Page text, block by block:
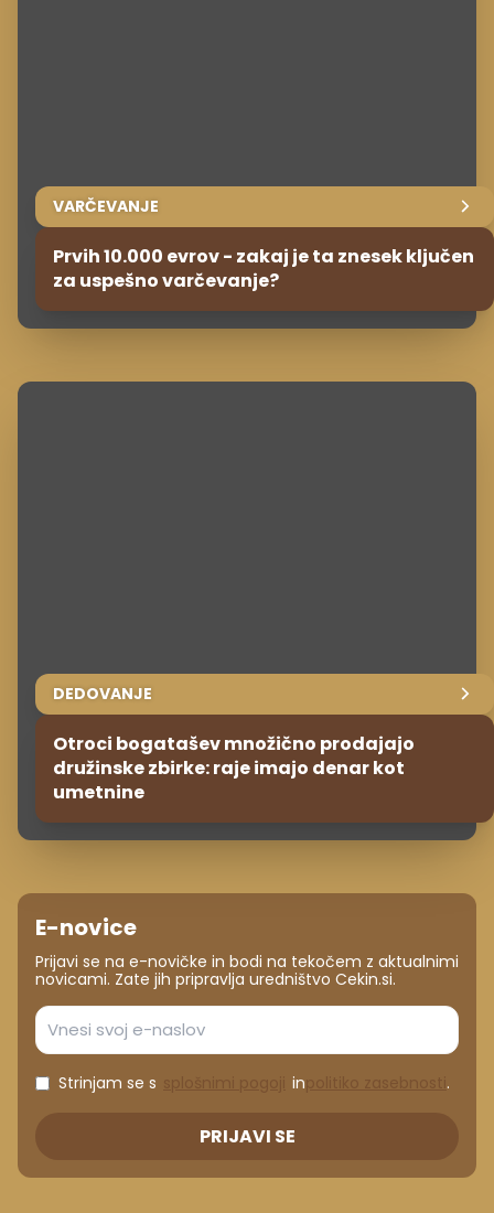
VARČEVANJE
Prvih 10.000 evrov - zakaj je ta znesek ključen
za uspešno varčevanje?
DEDOVANJE
Otroci bogatašev množično prodajajo
družinske zbirke: raje imajo denar kot
umetnine
E-novice
Prijavi se na e-novičke in bodi na tekočem z aktualnimi
novicami. Zate jih pripravlja uredništvo Cekin.si.
Strinjam se s in .
PRIJAVI SE